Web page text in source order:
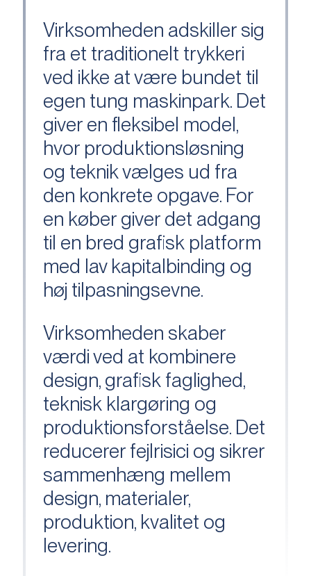
Virksomheden adskiller sig
fra et traditionelt trykkeri
ved ikke at være bundet til
egen tung maskinpark. Det
giver en fleksibel model,
hvor produktionsløsning
og teknik vælges ud fra
den konkrete opgave. For
en køber giver det adgang
til en bred grafisk platform
med lav kapitalbinding og
høj tilpasningsevne.
Virksomheden skaber
værdi ved at kombinere
design, grafisk faglighed,
teknisk klargøring og
produktionsforståelse. Det
reducerer fejlrisici og sikrer
sammenhæng mellem
design, materialer,
produktion, kvalitet og
levering.